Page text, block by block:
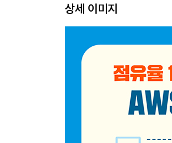
4장 AWS 부하분산 서비스
4.2 실습 ALB와 NLB를 이
5.1 스토리지 개요
5.2 스토리지 서비스 및 주
상세 이미지